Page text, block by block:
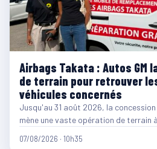
Airbags Takata : Autos GM
de terrain pour retrouver
véhicules concernés
Jusqu'au 31 août 2026, la
mène une vaste opération de terrain
07/08/2026 · 10h35